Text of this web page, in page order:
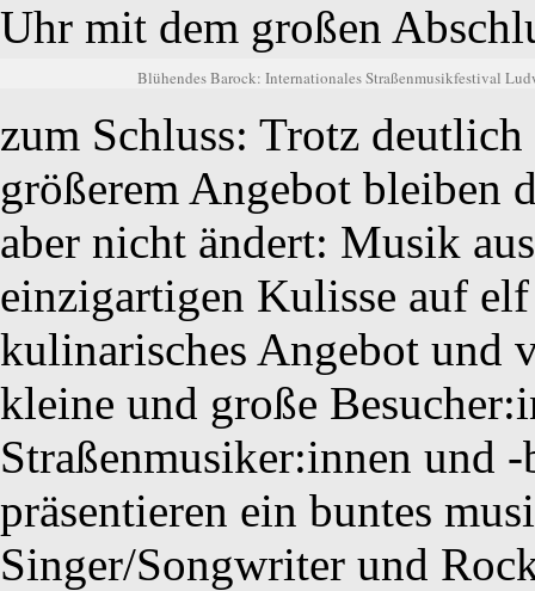
Uhr mit dem großen
Blühendes Barock: Internationales Straßenmusikfestival
zum Schluss: Trotz
größerem Angebot bleiben
aber nicht ändert: Musik
einzigartigen Kulisse auf
kulinarisches Angebot und
kleine und große
Straßenmusiker:innen und
präsentieren ein buntes
Singer/Songwriter und